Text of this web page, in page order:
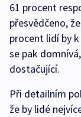
61 procent
přesvědčeno,
procent lidí by
se pak
dostačující.
Při detailním
že by lidé